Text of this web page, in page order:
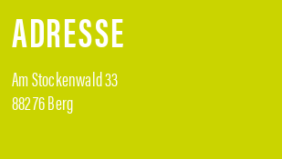
ADRESSE
Am Stockenwald 33
88276 Berg